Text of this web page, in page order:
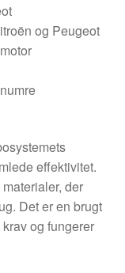
og Peugeot
effektivitet.
der
Det er en brugt
og fungerer